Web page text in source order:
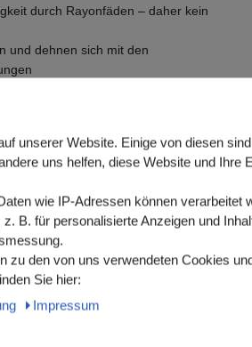
durch Rayonfäden – daher kein
und dehnen sich mit den
ermöglichen
Stck./Pkg.:
75mm 50 x 5 Streifen
75mm
38mm 50 x 6 Streifen
100mm
x 100mm
unserer Website. Einige von diesen sind
uns helfen, diese Website und Ihre
wie IP-Adressen können verarbeitet
B. für personalisierte Anzeigen und
zu den von uns verwendeten Cookies
Sie hier:
Impressum